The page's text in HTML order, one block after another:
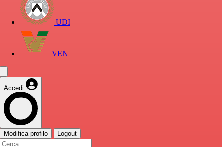
UDI
VEN
Accedi
Modifica profilo Logout